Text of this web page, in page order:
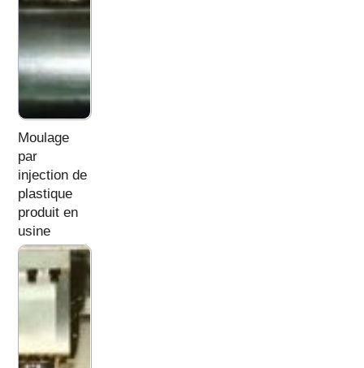
Moulage
par
injection de
plastique
produit en
usine